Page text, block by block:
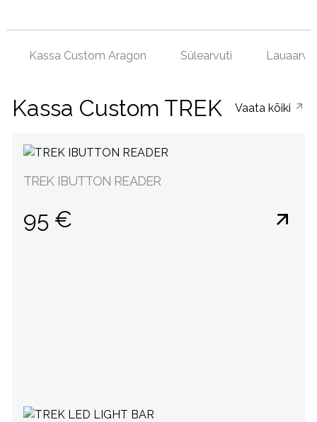
Kassa Custom Aragon Sülearvuti
Kassa Custom TREK Vaata kõiki
TREK IBUTTON READER
95 €